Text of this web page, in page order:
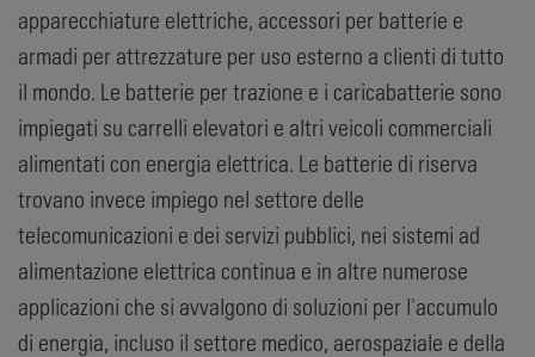
apparecchiature elettriche, accessori per batterie e
armadi per attrezzature per uso esterno a clienti di tutto
il mondo. Le batterie per trazione e i caricabatterie sono
impiegati su carrelli elevatori e altri veicoli commerciali
alimentati con energia elettrica. Le batterie di riserva
trovano invece impiego nel settore delle
telecomunicazioni e dei servizi pubblici, nei sistemi ad
alimentazione elettrica continua e in altre numerose
applicazioni che si avvalgono di soluzioni per l'accumulo
di energia, incluso il settore medico, aerospaziale e della